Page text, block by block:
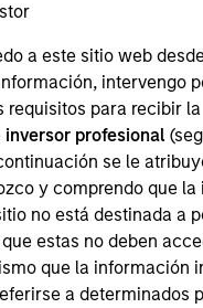
a este sitio web
intervengo
requisitos para recibir la
inversor profesional
se le
y comprendo que
no está destinada a
estas no deben
que la información
a determinados
Value
Director
Value Team (MSTV). Mr.
Prior to his current
MSIM AIP's Private
on private